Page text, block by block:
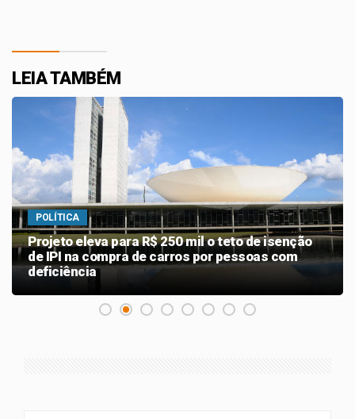
LEIA TAMBÉM
POLÍTICA
Projeto eleva para R$ 250 mil o teto de isenção
de IPI na compra de carros por pessoas com
deficiência